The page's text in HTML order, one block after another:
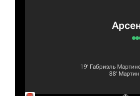
19‎’‎ Габриэль
88‎’‎